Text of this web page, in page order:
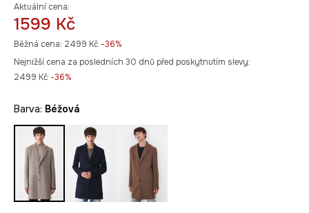
Aktuální cena:
1599 Kč
Běžná cena: 2499 Kč -36%
Nejnižší cena za posledních 30 dnů před poskytnutím slevy:
2499 Kč -36%
Barva: béžová